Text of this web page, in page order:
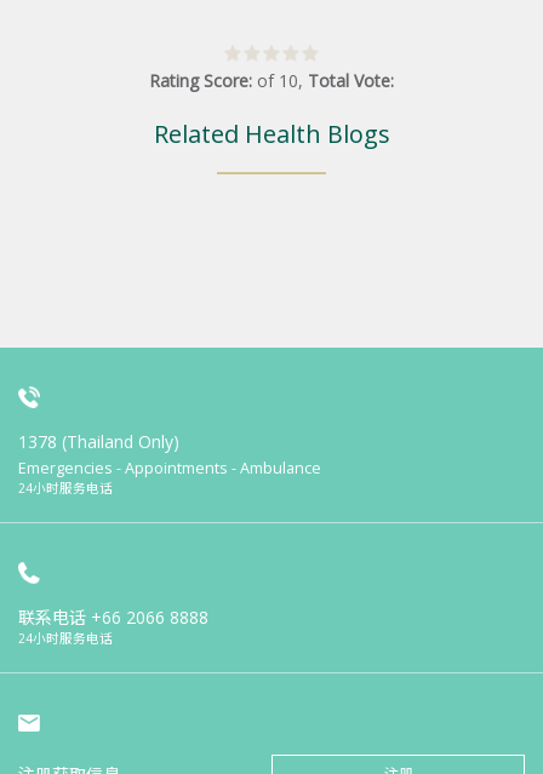
Rating Score: of 10, Total Vote:
Related Health Blogs
1378 (Thailand Only)
Emergencies - Appointments - Ambulance
24小时服务电话
联系电话 +66 2066 8888
24小时服务电话